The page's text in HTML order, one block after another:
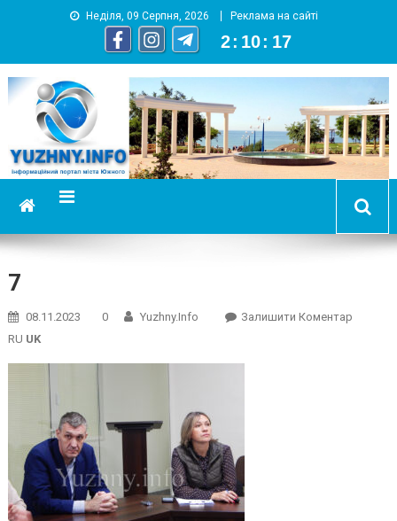
Неділя, 09 Серпня, 2026 Реклама на сайті
2 : 10 : 18
YUZHNY.INFO
информационный портал города Южный
7
08.11.2023 0 Yuzhny.info Залишити КоментарOn
RU UK